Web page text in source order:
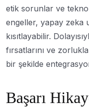
etik sorunlar ve
engeller, yapay zeka
kısıtlayabilir.
fırsatlarını ve
bir şekilde
Başarı